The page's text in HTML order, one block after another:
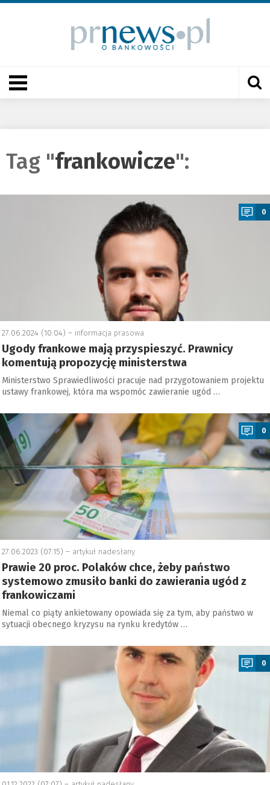
Tag "frankowicze":
0
27.06.2024 (10:04) – informacja prasowa
Ugody frankowe mają przyspieszyć. Prawnicy
komentują propozycję ministerstwa
Ministerstwo Sprawiedliwości pracuje nad przygotowaniem projektu
ustawy frankowej, która ma wspomóc zawieranie ugód …
0
27.06.2023 (07:15) – artykuł nadesłany
Prawie 20 proc. Polaków chce, żeby państwo
systemowo zmusiło banki do zawierania ugód z
frankowiczami
Niemal co piąty ankietowany opowiada się za tym, aby państwo w
sytuacji obecnego kryzysu na rynku kredytów …
0